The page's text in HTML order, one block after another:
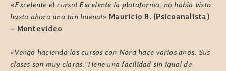
«Excelente el curso! Excelente la plataforma, no había visto
hasta ahora una tan buena!» Mauricio B. (Psicoanalista)
– Montevideo
«Vengo haciendo los cursos con Nora hace varios años. Sus
clases son muy claras. Tiene una facilidad sin igual de